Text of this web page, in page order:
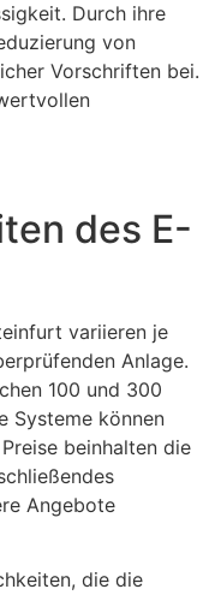
Durch ihre
von
Vorschriften bei.
des E-
variieren je
Anlage.
100 und 300
Systeme können
beinhalten die
Angebote
die die